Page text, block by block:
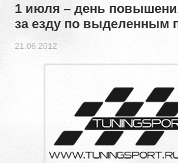
1 июля – день
за езду по выделенным
21.06.2012